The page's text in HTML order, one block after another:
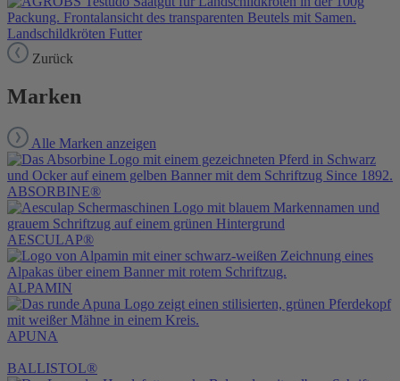
Landschildkröten Futter
Zurück
Marken
Alle Marken anzeigen
ABSORBINE®
AESCULAP®
ALPAMIN
APUNA
BALLISTOL®